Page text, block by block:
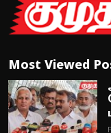
Most Viewed